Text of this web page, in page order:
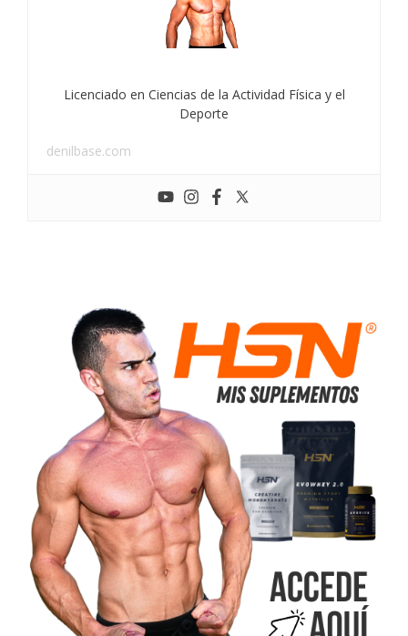
Licenciado en Ciencias de la Actividad Física y el
Deporte
denilbase.com